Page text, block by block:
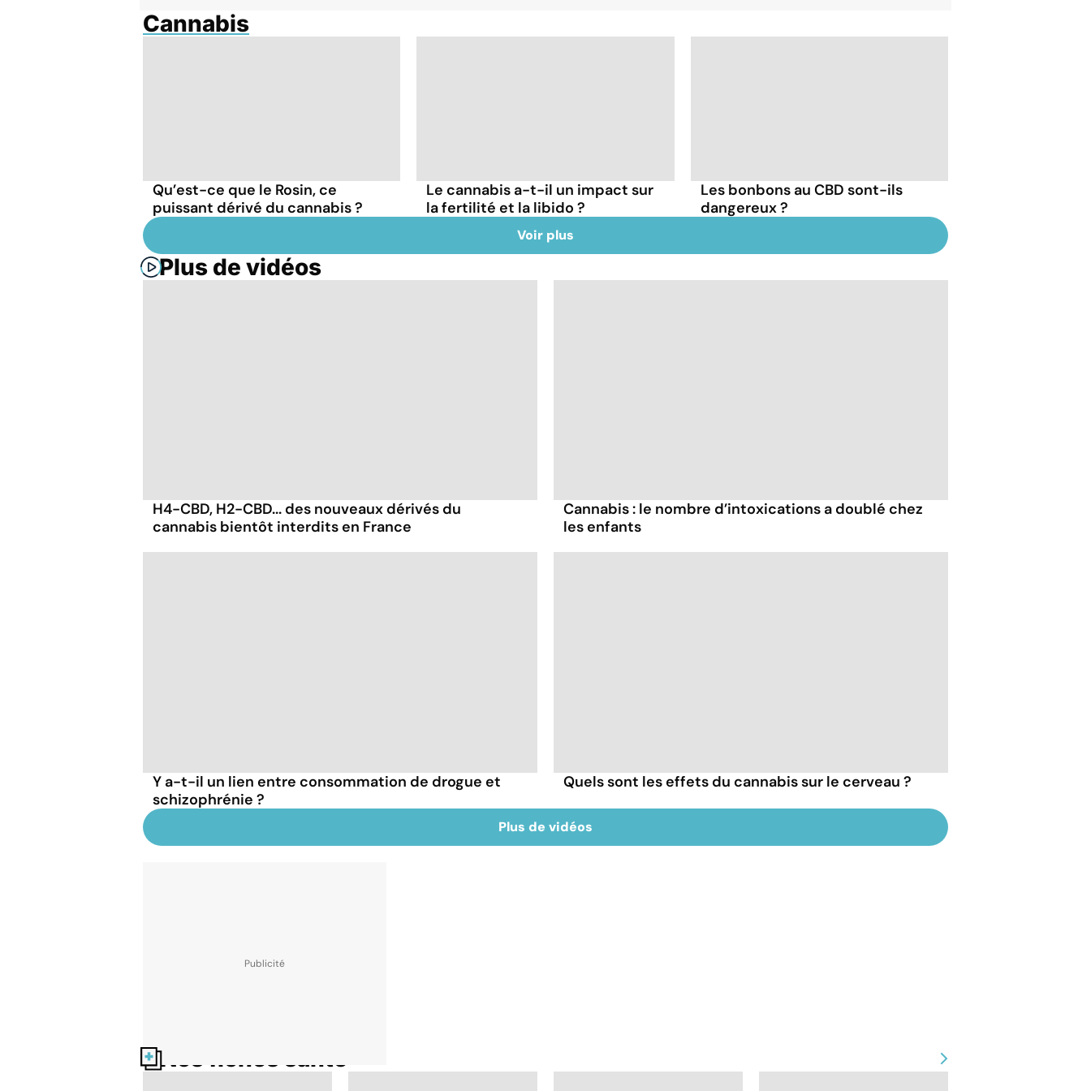
Cannabis
Qu’est-ce que le Rosin, ce
puissant dérivé du cannabis ?
Le cannabis a-t-il un impact sur
la fertilité et la libido ?
Les bonbons au CBD sont-ils
dangereux ?
Voir plus
Plus de vidéos
H4-CBD, H2-CBD... des nouveaux dérivés du
cannabis bientôt interdits en France
Cannabis : le nombre d’intoxications a doublé chez
les enfants
Y a-t-il un lien entre consommation de drogue et
schizophrénie ?
Quels sont les effets du cannabis sur le cerveau ?
Plus de vidéos
Nos fiches santé